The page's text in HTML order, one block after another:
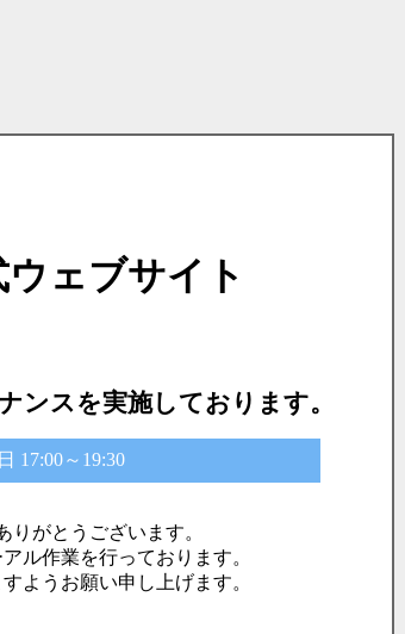
ェブサイト
ンスを実施しております。
17:00～19:30
りがとうございます。
ル作業を行っております。
ようお願い申し上げます。